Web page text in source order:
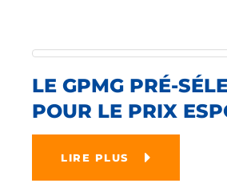
LE GPMG PRÉ-
POUR LE PRIX
LIRE PLUS